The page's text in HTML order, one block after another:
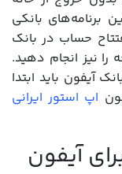
برنامه‌های بانکی
حساب در بانک
را نیز انجام دهید.
آیفون باید ابتدا
اپ استور ایرانی
آیفون